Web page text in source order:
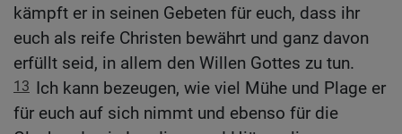
kämpft er in seinen Gebeten für euch, dass ihr
euch als reife Christen bewährt und ganz davon
erfüllt seid, in allem den Willen Gottes zu tun.
13 Ich kann bezeugen, wie viel Mühe und Plage er
für euch auf sich nimmt und ebenso für die